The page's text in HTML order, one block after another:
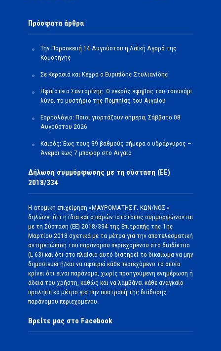
Πρόσφατα άρθρα
Την Παρασκευή 14 Αυγούστου η Λαϊκή Αγορά της
Κομοτηνής
Σε Κερασιά και Κέχρο ο Ευριπίδης Στυλιανίδης
Ηφαίστειο Σαντορίνης: Ο νεκρός έφηβος του τσουνάμι
λύνει το μυστήριο της Πομπηίας του Αιγαίου
Εορτολόγιο: Ποιοι γιορτάζουν σήμερα, Σάββατο 08
Αυγούστου 2026
Καιρός: Έως τους 39 βαθμούς σήμερα ο υδράργυρος –
Άνεμοι έως 7 μποφόρ στο Αιγαίο
Δήλωση συμμόρφωσης με τη σύσταση (ΕΕ)
2018/334
Η ατομική επιχείρηση «ΜΑΥΡΟΜΑΤΗΣ Γ. ΚΩΝ/ΝΟΣ »
δηλώνει ότι η ίδια και ο παρών ιστότοπος συμμορφώνονται
με τη Σύσταση (ΕΕ) 2018/334 της Επιτροπής της 1ης
Μαρτίου 2018 σχετικά με τα μέτρα για την αποτελεσματική
αντιμετώπιση του παράνομου περιεχομένου στο διαδίκτυο
(L 63) και ότι στο πλαίσιο αυτό διατηρεί το δικαίωμα να μην
δημοσιεύει ή/και να αφαιρεί κάθε περιεχόμενο το οποίο
κρίνει ότι είναι παράνομο, χωρίς προηγούμενη ενημέρωση ή
άδεια του χρήστη, καθώς και να λαμβάνει κάθε αναγκαίο
προληπτικό μέτρο για την αποτροπή της διάδοσης
παράνομου περιεχομένου.
Βρείτε μας στο Facebook